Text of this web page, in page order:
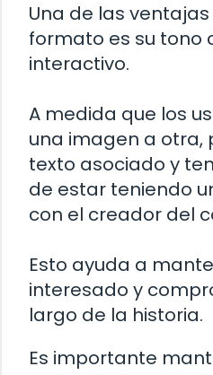
Una de las
formato es su tono
interactivo.
A medida que los
una imagen a otra,
texto asociado y
de estar teniendo
con el creador del
Esto ayuda a
interesado y
largo de la historia.
Es importante